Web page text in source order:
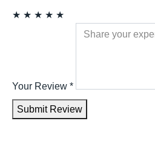
★ ★ ★ ★ ★
Your Review *
Submit Review